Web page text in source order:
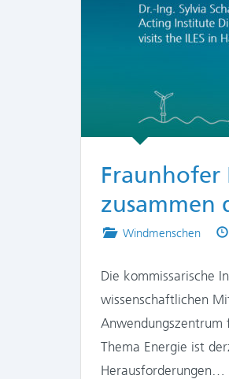
Fraunhofer
zusammen
Posted
Windmenschen
Die kommissarische
wissenschaftlichen
Anwendungszentrum
Thema Energie ist
Herausforderungen…